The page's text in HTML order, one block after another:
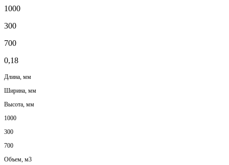
1000
300
700
0,18
Длина, мм
Ширина, мм
Высота, мм
1000
300
700
Объем, м3